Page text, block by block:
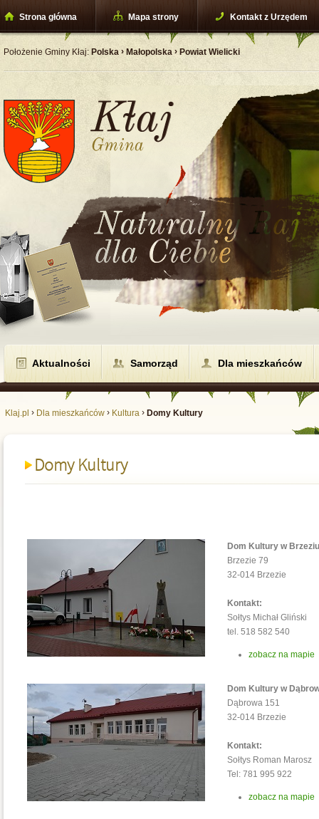
Położenie Gminy Kłaj: Polska › Małopolska › Powiat Wielicki
Strona główna Mapa strony Kontakt z Urzędem
Aktualności Samorząd Dla mieszkańców
Klaj.pl › Dla mieszkańców › Kultura › Domy Kultury
Domy Kultury
Dom Kultury w Brzeziu
Brzezie 79
32-014 Brzezie
Kontakt:
Sołtys Michał Gliński
tel. 518 582 540
zobacz na mapie
Dom Kultury w
Dąbrowa 151
32-014 Brzezie
Kontakt:
Sołtys Roman Marosz
Tel: 781 995 922
zobacz na mapie